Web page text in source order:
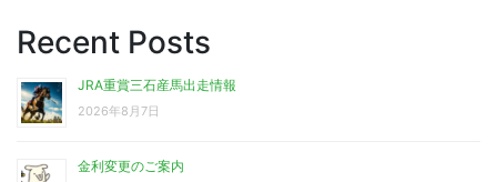
Recent Posts
JRA重賞三石産馬出走情報
2026年8月7日
金利変更のご案内